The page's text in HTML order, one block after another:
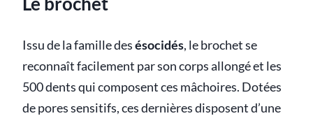
Issu de la famille desésocidés, le brochet se
reconnaît facilement par son corps allongé et les
500 dents qui composent ces mâchoires. Dotées
de pores sensitifs, ces dernières disposent d’une